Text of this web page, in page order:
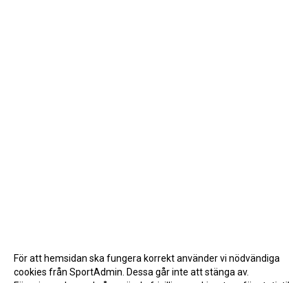
För att hemsidan ska fungera korrekt använder vi nödvändiga
cookies från SportAdmin. Dessa går inte att stänga av.